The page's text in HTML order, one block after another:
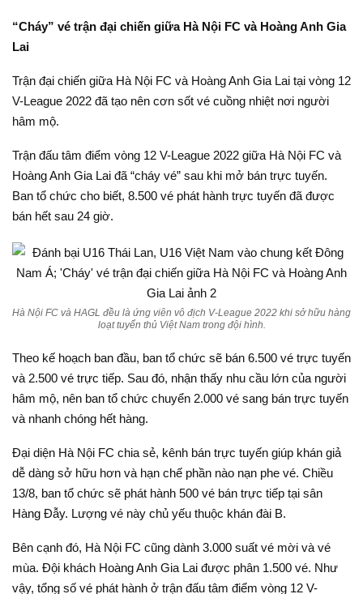
“Cháy” vé trận đại chiến giữa Hà Nội FC và Hoàng Anh Gia
Lai
Trận đại chiến giữa Hà Nội FC và Hoàng Anh Gia Lai tại vòng 12
V-League 2022 đã tạo nên cơn sốt vé cuồng nhiệt nơi người
hâm mộ.
Trận đấu tâm điểm vòng 12 V-League 2022 giữa Hà Nội FC và
Hoàng Anh Gia Lai đã “cháy vé” sau khi mở bán trực tuyến.
Ban tổ chức cho biết, 8.500 vé phát hành trực tuyến đã được
bán hết sau 24 giờ.
Hà Nội FC và HAGL đều là ứng viên vô địch V-League 2022 khi sở hữu hàng
loạt tuyển thủ Việt Nam trong đội hình.
Theo kế hoạch ban đầu, ban tổ chức sẽ bán 6.500 vé trực tuyến
và 2.500 vé trực tiếp. Sau đó, nhận thấy nhu cầu lớn của người
hâm mộ, nên ban tổ chức chuyển 2.000 vé sang bán trực tuyến
và nhanh chóng hết hàng.
Đại diện Hà Nội FC chia sẻ, kênh bán trực tuyến giúp khán giả
dễ dàng sở hữu hơn và hạn chế phần nào nạn phe vé. Chiều
13/8, ban tổ chức sẽ phát hành 500 vé bán trực tiếp tại sân
Hàng Đẫy. Lượng vé này chủ yếu thuộc khán đài B.
Bên cạnh đó, Hà Nội FC cũng dành 3.000 suất vé mời và vé
mùa. Đội khách Hoàng Anh Gia Lai được phân 1.500 vé. Như
vậy, tổng số vé phát hành ở trận đấu tâm điểm vòng 12 V-